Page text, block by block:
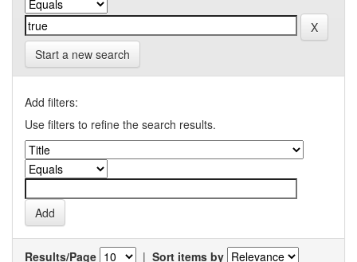
Start a new search
Add filters:
Use filters to refine the search results.
Results/Page | Sort items by